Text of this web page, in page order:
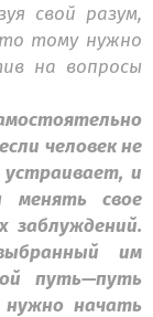
свой разум,
тому нужно
на вопросы
человек не
и
менять свое
заблуждений.
им
путь—путь
нужно начать